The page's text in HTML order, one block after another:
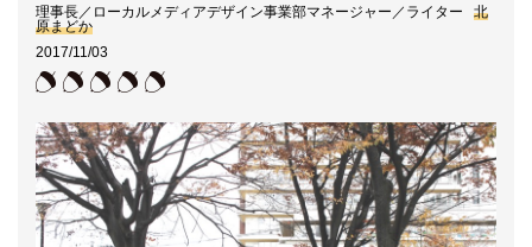
理事長／ローカルメディアデザイン事業部マネージャー／ライター
北
原まどか
2017/11/03